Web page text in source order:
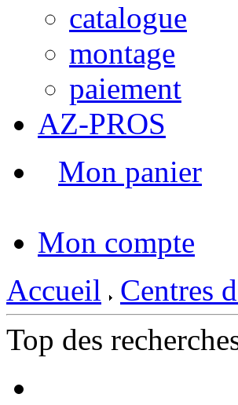
catalogue
montage
paiement
AZ-PROS
Mon panier
Mon compte
Accueil
Centres
Top des